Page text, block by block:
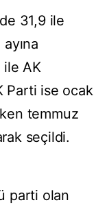
31,9 ile
ayına
ile AK
Parti ise ocak
temmuz
seçildi.
parti olan